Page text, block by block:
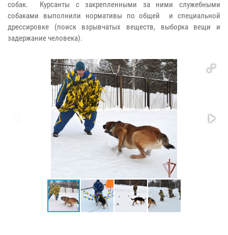
собак. Курсанты с закрепленными за ними служебными
собаками выполнили нормативы по общей и специальной
дрессировке (поиск взрывчатых веществ, выборка вещи и
задержание человека).